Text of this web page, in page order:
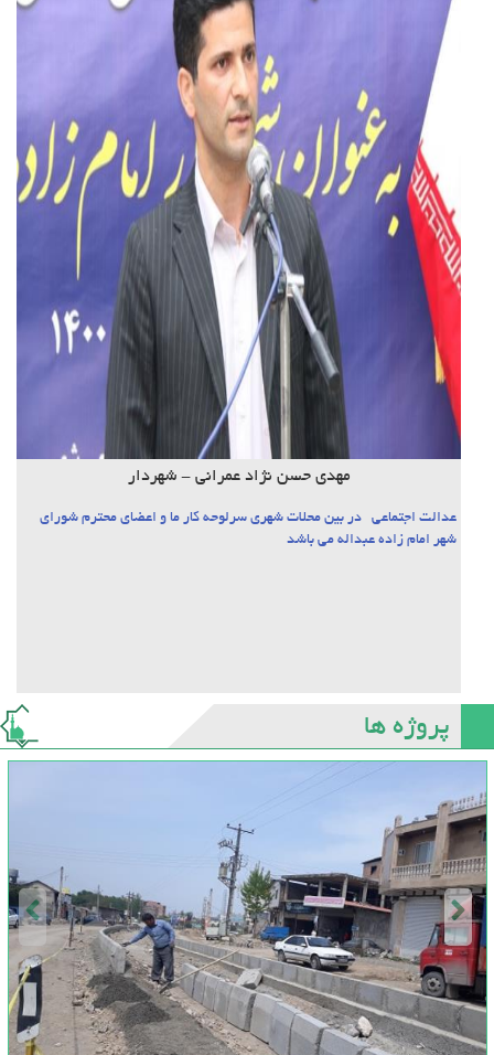
مهدی حسن نژاد عمرانی - شهردار
عدالت اجتماعی در بین محلات شهری سرلوحه کار ما و اعضای محترم شورای
شهر امام زاده عبداله می باشد
پروژه ها